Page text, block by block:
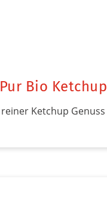
Pur Bio Ketchup
reiner Ketchup Genuss